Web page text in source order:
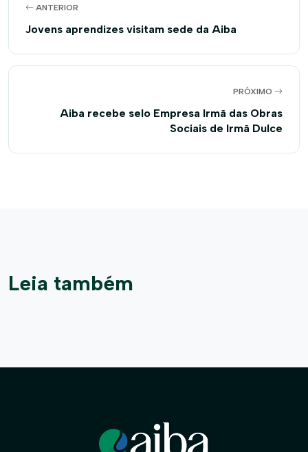
ANTERIOR
Jovens aprendizes visitam sede da Aiba
PRÓXIMO
Aiba recebe selo Empresa Irmã das Obras
Sociais de Irmã Dulce
Leia também